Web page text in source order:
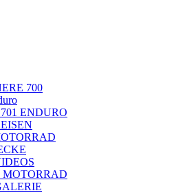
700
ENDURO
MOTORRAD